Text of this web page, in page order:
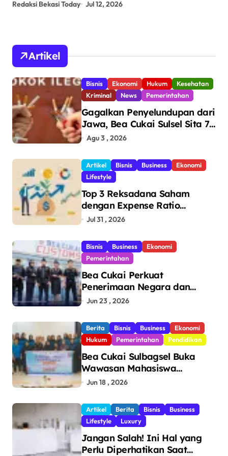
Redaksi Bekasi Today Jun 24, 2026
Artikel
Bisnis Ekonomi Hukum
Kesehatan
Kriminal
News Pemerintahan
Gagalkan Penyelundupan dari
Jawa, Bea Cukai Sulsel Sita 7,8
Juta Batang Rokok Ilegal
Makassar
Agu 3 , 2026
Artikel Bisnis Business
Ekonomi
Lifestyle
Top 3 Reksadana Saham
dengan Expense Ratio
Terendah
Jul 31 , 2026
Bisnis Business
Ekonomi
Pemerintahan
Bea Cukai Perkuat
Penerimaan Negara dan
Pengawasan, Setor Rp123,8
Jun 23 , 2026
Berita Bisnis Business
Ekonomi
Hukum
Pemerintahan Pendidikan
Bea Cukai Sulbagsel Buka
Wawasan Mahasiswa
Politeknik Bosowa tentang
dan Pencegahan Barang
Ilegal
Jun 18 , 2026
Artikel Berita Bisnis
Business
Lifestyle
Luxury
Jangan Salah! Ini Hal yang
Perlu Diperhatikan Saat